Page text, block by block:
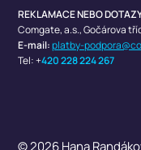
REKLAMACE NEBO
Comgate, a.s.,Gočárova
E-mail: platby-
Tel: +420 228 224 267
© 2026 Hana